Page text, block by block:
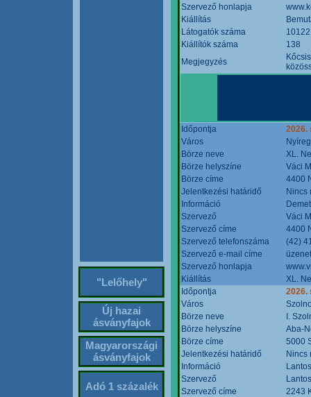
"Lelőhely"
Új hazai
ásványfajok
Magyarországi
ásványfajok
Adó 1 százalék
Szervező honlapja
Kiállítás
Látogatók száma
10122
Kiállítók száma
138
Megjegyzés
Időpontja
2026.
Város
Börze neve
XL.
Börze helyszíne
Váci
Börze címe
4400
Jelentkezési határidő
Nincs
Információ
Szervező
Váci
Szervező címe
4400
Szervező telefonszáma
(42)
Szervező e-mail címe
Szervező honlapja
Kiállítás
XL.
Időpontja
2026.
Város
Börze neve
I.
Börze helyszíne
Aba-
Börze címe
5000
Jelentkezési határidő
Nincs
Információ
Szervező
Szervező címe
2243